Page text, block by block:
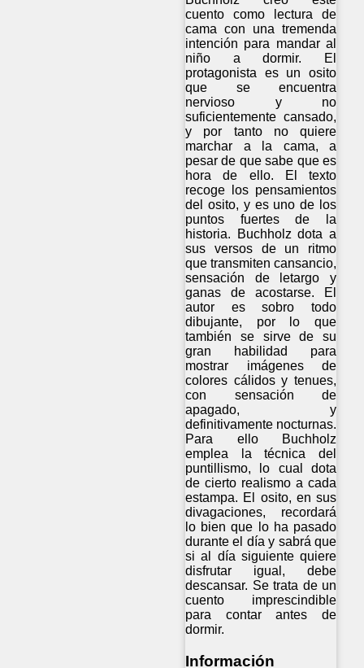
cuento como lectura de
cama con una tremenda
intención para mandar al
niño a dormir. El
protagonista es un osito
que se encuentra
nervioso y no
suficientemente cansado,
y por tanto no quiere
marchar a la cama, a
pesar de que sabe que es
hora de ello. El texto
recoge los pensamientos
del osito, y es uno de los
puntos fuertes de la
historia. Buchholz dota a
sus versos de un ritmo
que transmiten cansancio,
sensación de letargo y
ganas de acostarse. El
autor es sobro todo
dibujante, por lo que
también se sirve de su
gran habilidad para
mostrar imágenes de
colores cálidos y tenues,
con sensación de
apagado, y
definitivamente nocturnas.
Para ello Buchholz
emplea la técnica del
puntillismo, lo cual dota
de cierto realismo a cada
estampa. El osito, en sus
divagaciones, recordará
lo bien que lo ha pasado
durante el día y sabrá que
si al día siguiente quiere
disfrutar igual, debe
descansar. Se trata de un
cuento imprescindible
para contar antes de
dormir.
Información